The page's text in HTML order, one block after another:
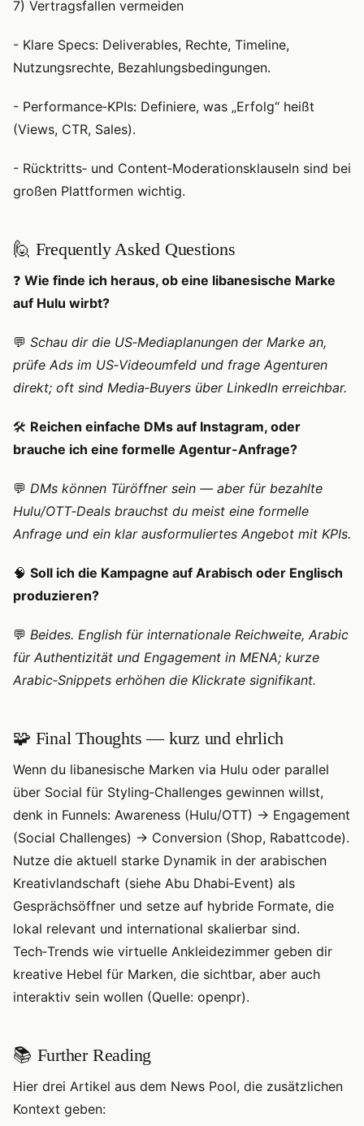
7) Vertragsfallen vermeiden
- Klare Specs: Deliverables, Rechte, Timeline,
Nutzungsrechte, Bezahlungsbedingungen.
- Performance‑KPIs: Definiere, was „Erfolg“ heißt
(Views, CTR, Sales).
- Rücktritts‑ und Content‑Moderationsklauseln sind bei
großen Plattformen wichtig.
🙋 Frequently Asked Questions
❓ Wie finde ich heraus, ob eine libanesische Marke
auf Hulu wirbt?
💬 Schau dir die US‑Mediaplanungen der Marke an,
prüfe Ads im US‑Videoumfeld und frage Agenturen
direkt; oft sind Media‑Buyers über LinkedIn erreichbar.
🛠️ Reichen einfache DMs auf Instagram, oder
brauche ich eine formelle Agentur-Anfrage?
💬 DMs können Türöffner sein — aber für bezahlte
Hulu/OTT‑Deals brauchst du meist eine formelle
Anfrage und ein klar ausformuliertes Angebot mit KPIs.
🧠 Soll ich die Kampagne auf Arabisch oder Englisch
produzieren?
💬 Beides. English für internationale Reichweite, Arabic
für Authentizität und Engagement in MENA; kurze
Arabic‑Snippets erhöhen die Klickrate signifikant.
🧩 Final Thoughts — kurz und ehrlich
Wenn du libanesische Marken via Hulu oder parallel
über Social für Styling‑Challenges gewinnen willst,
denk in Funnels: Awareness (Hulu/OTT) → Engagement
(Social Challenges) → Conversion (Shop, Rabattcode).
Nutze die aktuell starke Dynamik in der arabischen
Kreativlandschaft (siehe Abu Dhabi‑Event) als
Gesprächsöffner und setze auf hybride Formate, die
lokal relevant und international skalierbar sind.
Tech‑Trends wie virtuelle Ankleidezimmer geben dir
kreative Hebel für Marken, die sichtbar, aber auch
interaktiv sein wollen (Quelle: openpr).
📚 Further Reading
Hier drei Artikel aus dem News Pool, die zusätzlichen
Kontext geben: